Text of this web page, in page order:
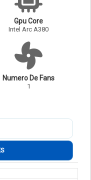
Gpu Core
Intel Arc A380
Numero De Fans
1